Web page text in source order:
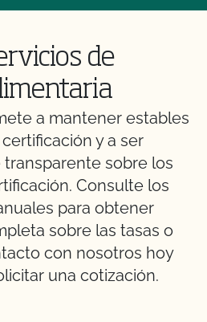
de
a mantener estables
y a ser
sobre los
Consulte los
para obtener
sobre las tasas o
con nosotros hoy
una cotización.